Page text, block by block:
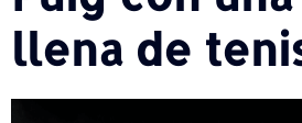
llena de